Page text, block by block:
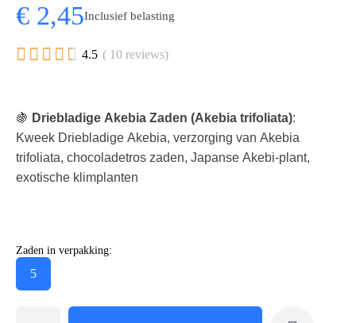
€ 2,45Inclusief belasting
     4.5 ( 10 reviews)
🍇 Driebladige Akebia Zaden (Akebia trifoliata):
Kweek Driebladige Akebia, verzorging van Akebia
trifoliata, chocoladetros zaden, Japanse Akebi-plant,
exotische klimplanten
Zaden in verpakking:
5